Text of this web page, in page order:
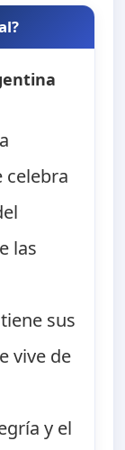
celebra
las
sus
vive de
y el